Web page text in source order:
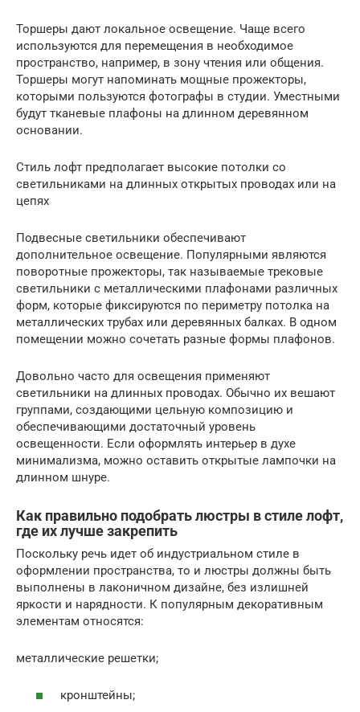
Торшеры дают локальное освещение. Чаще всего
используются для перемещения в необходимое
пространство, например, в зону чтения или общения.
Торшеры могут напоминать мощные прожекторы,
которыми пользуются фотографы в студии. Уместными
будут тканевые плафоны на длинном деревянном
основании.
Стиль лофт предполагает высокие потолки со
светильниками на длинных открытых проводах или на
цепях
Подвесные светильники обеспечивают
дополнительное освещение. Популярными являются
поворотные прожекторы, так называемые трековые
светильники с металлическими плафонами различных
форм, которые фиксируются по периметру потолка на
металлических трубах или деревянных балках. В одном
помещении можно сочетать разные формы плафонов.
Довольно часто для освещения применяют
светильники на длинных проводах. Обычно их вешают
группами, создающими цельную композицию и
обеспечивающими достаточный уровень
освещенности. Если оформлять интерьер в духе
минимализма, можно оставить открытые лампочки на
длинном шнуре.
Как правильно подобрать люстры в стиле лофт,
где их лучше закрепить
Поскольку речь идет об индустриальном стиле в
оформлении пространства, то и люстры должны быть
выполнены в лаконичном дизайне, без излишней
яркости и нарядности. К популярным декоративным
элементам относятся:
металлические решетки;
кронштейны;